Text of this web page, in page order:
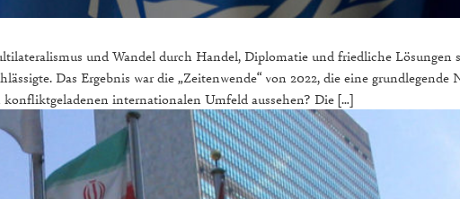
und Wandel durch Handel, Diplomatie und friedliche Lösungen
Das Ergebnis war die „Zeitenwende“ von 2022, die eine grundlegende
internationalen Umfeld aussehen? Die […]